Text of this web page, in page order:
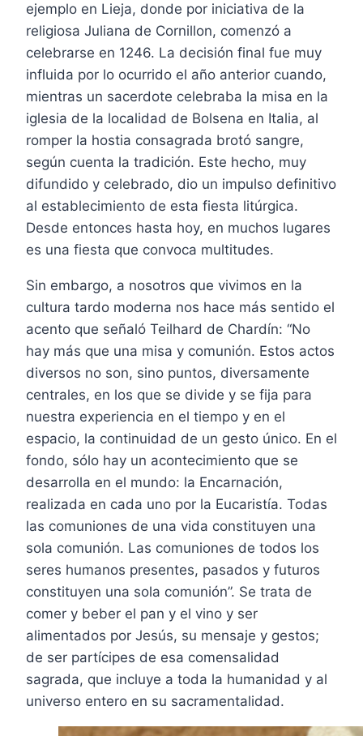
ejemplo en Lieja, donde por iniciativa de la
religiosa Juliana de Cornillon, comenzó a
celebrarse en 1246. La decisión final fue muy
influida por lo ocurrido el año anterior cuando,
mientras un sacerdote celebraba la misa en la
iglesia de la localidad de Bolsena en Italia, al
romper la hostia consagrada brotó sangre,
según cuenta la tradición. Este hecho, muy
difundido y celebrado, dio un impulso definitivo
al establecimiento de esta fiesta litúrgica.
Desde entonces hasta hoy, en muchos lugares
es una fiesta que convoca multitudes.
Sin embargo, a nosotros que vivimos en la
cultura tardo moderna nos hace más sentido el
acento que señaló Teilhard de Chardín: “No
hay más que una misa y comunión. Estos actos
diversos no son, sino puntos, diversamente
centrales, en los que se divide y se fija para
nuestra experiencia en el tiempo y en el
espacio, la continuidad de un gesto único. En el
fondo, sólo hay un acontecimiento que se
desarrolla en el mundo: la Encarnación,
realizada en cada uno por la Eucaristía. Todas
las comuniones de una vida constituyen una
sola comunión. Las comuniones de todos los
seres humanos presentes, pasados y futuros
constituyen una sola comunión”. Se trata de
comer y beber el pan y el vino y ser
alimentados por Jesús, su mensaje y gestos;
de ser partícipes de esa comensalidad
sagrada, que incluye a toda la humanidad y al
universo entero en su sacramentalidad.